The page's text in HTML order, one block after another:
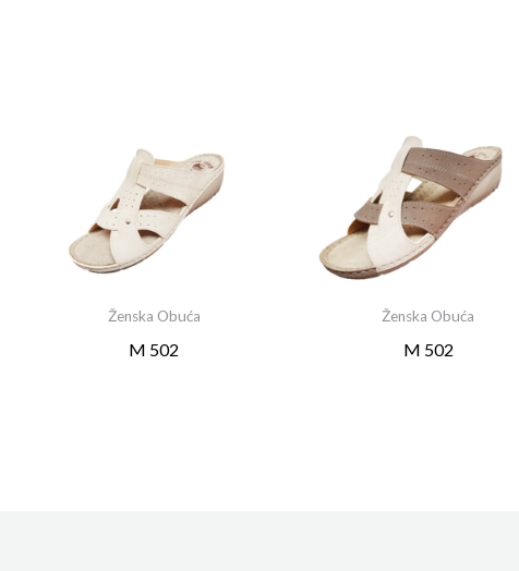
Ženska Obuća
M 502
Ženska Obuća
M 502